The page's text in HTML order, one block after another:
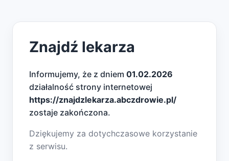
Znajdź lekarza
Informujemy, że z dniem 01.02.2026
działalność strony internetowej
https://znajdzlekarza.abczdrowie.pl/
zostaje zakończona.
Dziękujemy za dotychczasowe korzystanie
z serwisu.